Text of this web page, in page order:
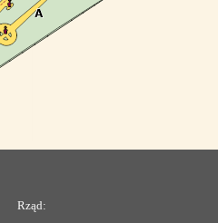
Rząd: